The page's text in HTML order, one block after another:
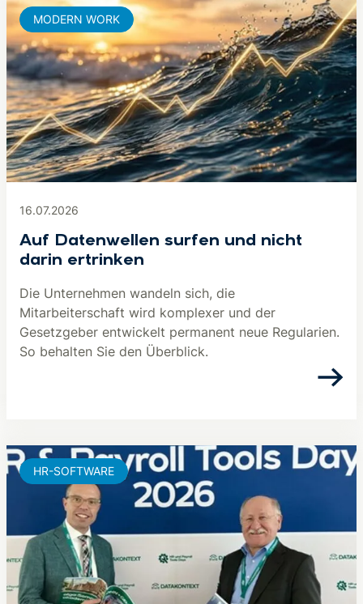
16.07.2026
Auf Datenwellen surfen und nicht
darin ertrinken
Die Unternehmen wandeln sich, die
Mitarbeiterschaft wird komplexer und der
Gesetzgeber entwickelt permanent neue Regularien.
So behalten Sie den Überblick.
MODERN WORK
HR-SOFTWARE